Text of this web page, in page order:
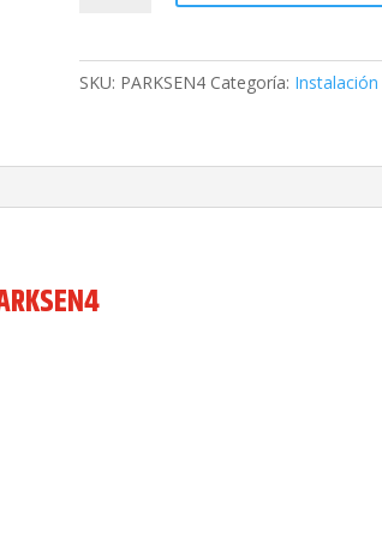
SKU: PARKSEN4 Categoría: Instalación